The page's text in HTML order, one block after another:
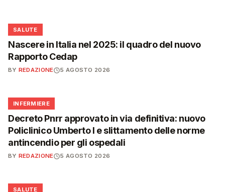
❤️
SALUTE
Nascere in Italia nel 2025: il quadro del nuovo
Rapporto Cedap
BY REDAZIONE 5 AGOSTO 2026
🩺
INFERMIERE
Decreto Pnrr approvato in via definitiva: nuovo
Policlinico Umberto I e slittamento delle norme
antincendio per gli ospedali
BY REDAZIONE 5 AGOSTO 2026
SALUTE